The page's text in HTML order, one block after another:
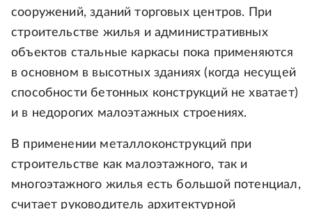
сооружений, зданий торговых центров. При
строительстве жилья и административных
объектов стальные каркасы пока применяются
в основном в высотных зданиях (когда несущей
способности бетонных конструкций не хватает)
и в недорогих малоэтажных строениях.
В применении металлоконструкций при
строительстве как малоэтажного, так и
многоэтажного жилья есть большой потенциал,
считает руководитель архитектурной